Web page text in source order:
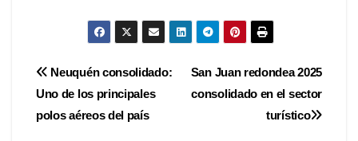
Navegación
de
San Juan redondea 2025
consolidado en el sector
turístico
Neuquén consolidado:
Uno de los principales
polos aéreos del país